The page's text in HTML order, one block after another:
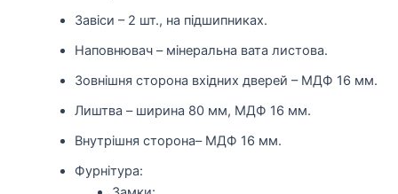
Завіси – 2 шт., на підшипниках.
Наповнювач – мінеральна вата листова.
Зовнішня сторона вхідних дверей – МДФ 16 мм.
Лиштва – ширина 80 мм, МДФ 16 мм.
Внутрішня сторона– МДФ 16 мм.
Фурнітура: